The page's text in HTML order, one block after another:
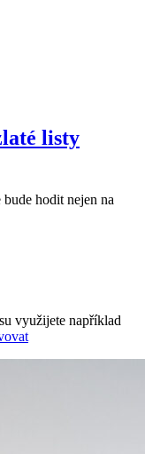
listy
hodit nejen na
využijete například